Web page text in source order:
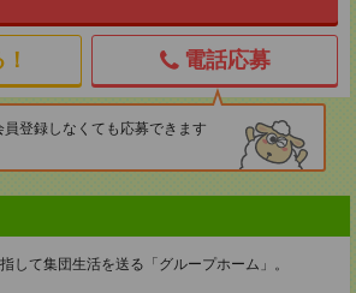
電話応募
員登録しなくても応募できます
して集団生活を送る「グループホーム」。